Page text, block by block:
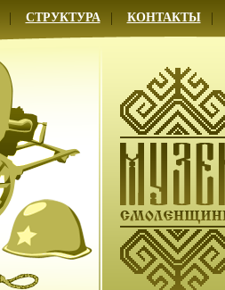
СТРУКТУРА КОНТАКТЫ